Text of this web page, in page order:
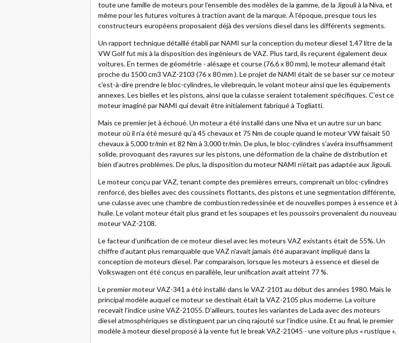
toute une famille de moteurs pour l’ensemble des modèles de la gamme, de la Jigouli à la Niva, et
même pour les futures voitures à traction avant de la marque. À l'époque, presque tous les
constructeurs européens proposaient déjà des versions diesel dans les différents segments.
Un rapport technique détaillé établi par NAMI sur la conception du moteur diesel 1,47 litre de la
VW Golf fut mis à la disposition des ingénieurs de VAZ. Plus tard, ils reçurent également deux
voitures. En termes de géométrie - alésage et course (76,6 x 80 mm), le moteur allemand était
proche du 1500 cm3 VAZ-2103 (76 x 80 mm ). Le projet de NAMI était de se baser sur ce moteur
c’est-à-dire prendre le bloc-cylindres, le vilebrequin, le volant moteur ainsi que les équipements
annexes. Les bielles et les pistons, ainsi que la culasse seraient totalement spécifiques. C’est ce
moteur imaginé par NAMI qui devait être initialement fabriqué à Togliatti.
Mais ce premier jet à échoué. Un moteur a été installé dans une Niva et un autre sur un banc
moteur où il n’a été mesuré qu’à 45 chevaux et 75 Nm de couple quand le moteur VW faisait 50
chevaux à 5,000 tr/min et 82 Nm à 3,000 tr/min. De plus, le bloc-cylindres s’avéra insuffisamment
solide, provoquant des rayures sur les pistons, une déformation de la chaîne de distribution et
bien d’autres problèmes. De plus, la disposition du moteur NAMI n’était pas adaptée aux Jigouli.
Le moteur conçu par VAZ, tenant compte des premières erreurs, comprenait un bloc-cylindres
renforcé, des bielles avec des coussinets flottants, des pistons et une segmentation différente,
une culasse avec une chambre de combustion redessinée et de nouvelles pompes à essence et à
huile. Le volant moteur était plus grand et les soupapes et les poussoirs provenaient du nouveau
moteur VAZ-2108.
Le facteur d’unification de ce moteur diesel avec les moteurs VAZ existants était de 55%. Un
chiffre d’autant plus remarquable que VAZ n'avait jamais été auparavant impliqué dans la
conception de moteurs diesel. Par comparaison, lorsque les moteurs à essence et diesel de
Volkswagen ont été conçus en parallèle, leur unification avait atteint 77 %.
Le premier moteur VAZ-341 a été installé dans le VAZ-2101 au début des années 1980. Mais le
principal modèle auquel ce moteur se destinait était la VAZ-2105 plus moderne. La voiture
recevait l’indice usine VAZ-21055. D’ailleurs, toutes les variantes de Lada avec des moteurs
diesel atmosphériques se distinguent par un cinq rajouté sur l’indice usine. Et au final, le premier
modèle à moteur diesel proposé à la vente fut le break VAZ-21045 - une voiture plus « rustique ».